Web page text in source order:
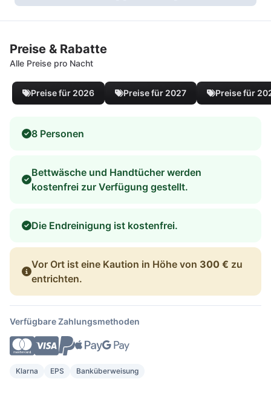
Preise & Rabatte
Alle Preise pro Nacht
Preise für 2026 Preise für 2027 Preise für
8 Personen
Bettwäsche und Handtücher werden
kostenfrei zur Verfügung gestellt.
Die Endreinigung ist kostenfrei.
Vor Ort ist eine Kaution in Höhe von 300 € zu
entrichten.
Verfügbare Zahlungsmethoden
Klarna EPS Banküberweisung